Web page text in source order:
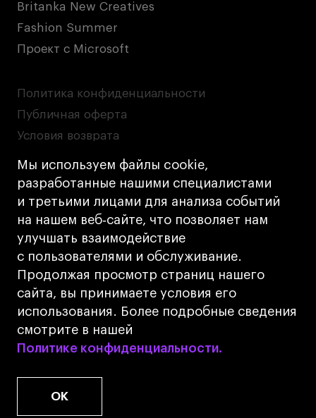
Мы используем файлы cookie,
разработанные нашими специалистами
и третьими лицами для анализа событий
на нашем веб‑сайте, что позволяет нам
улучшать взаимодействие
с пользователями и обслуживание.
Продолжая просмотр страниц нашего
сайта, вы принимаете условия его
использования. Более подробные сведения
смотрите в нашей
Политике конфиденциальности.
Политике конфиденциальности.
OK
Britanka New Creatives
Fashion Summer
Проект с Microsoft
© 2026 БВШД
Политика конфиденциальности
Публичная оферта
Условия возврата
Кредит на образование с господдержкой
Лицензия на осуществление образовательной
деятельности АНО ВО «Универсальный
Университет»
Карта сайта
Дизайн
Разработка